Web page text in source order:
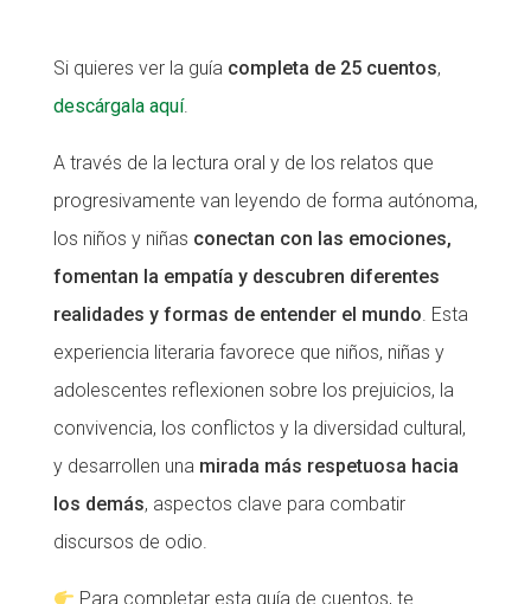
Si quieres ver la guía completa de 25 cuentos,
descárgala aquí.
A través de la lectura oral y de los relatos que
progresivamente van leyendo de forma autónoma,
los niños y niñas conectan con las emociones,
fomentan la empatía y descubren diferentes
realidades y formas de entender el mundo. Esta
experiencia literaria favorece que niños, niñas y
adolescentes reflexionen sobre los prejuicios, la
convivencia, los conflictos y la diversidad cultural,
y desarrollen una mirada más respetuosa hacia
los demás, aspectos clave para combatir
discursos de odio.
Para completar esta guía de cuentos, te